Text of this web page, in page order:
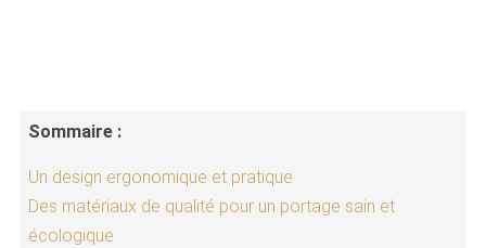
Sommaire :
Un design ergonomique et pratique
Des matériaux de qualité pour un portage sain et
écologique